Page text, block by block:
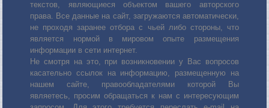
текстов, являющиеся объектом вашего авторского
права. Все данные на сайт, загружаются автоматически,
не проходя заранее отбора с чьей либо стороны, что
является нормой в мировом опыте размещения
информации в сети интернет.
Не смотря на это, при возникновении у Вас вопросов
касательно ссылок на информацию, размещенную на
нашем сайте, правообладателями которой Вы
являетесь, просим обращаться к нам с интересующим